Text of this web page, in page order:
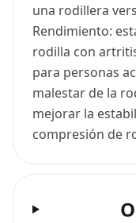
una rodillera
Rendimiento:
rodilla con
para personas
malestar de la
mejorar la
compresión de